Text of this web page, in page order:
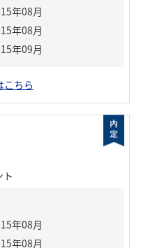
年08月
年08月
年09月
こちら
ト
年08月
年08月